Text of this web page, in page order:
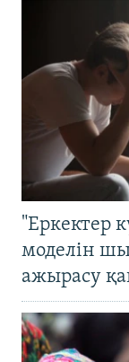
"Еркектер
моделін
ажырасу